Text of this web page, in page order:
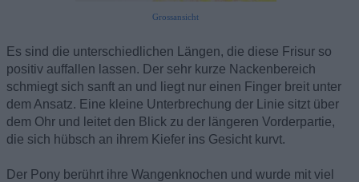
Grossansicht
Es sind die unterschiedlichen Längen, die diese Frisur so
positiv auffallen lassen. Der sehr kurze Nackenbereich
schmiegt sich sanft an und liegt nur einen Finger breit unter
dem Ansatz. Eine kleine Unterbrechung der Linie sitzt über
dem Ohr und leitet den Blick zu der längeren Vorderpartie,
die sich hübsch an ihrem Kiefer ins Gesicht kurvt.
Der Pony berührt ihre Wangenknochen und wurde mit viel